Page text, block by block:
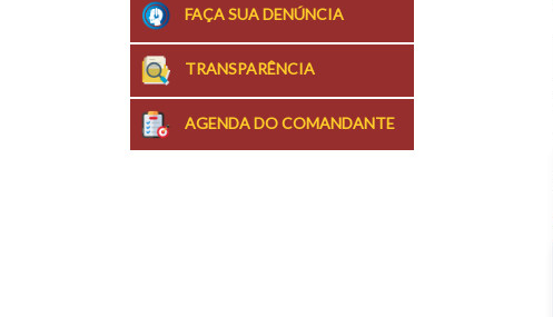
FAÇA SUA DENÚNCIA
TRANSPARÊNCIA
AGENDA DO COMANDANTE